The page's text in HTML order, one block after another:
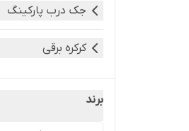
جک درب پارکینگ
کرکره برقی
برند